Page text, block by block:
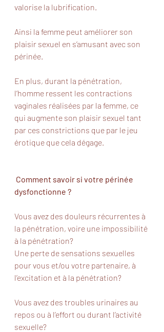
valorise la lubrification.
Ainsi la femme peut améliorer son
plaisir sexuel en s’amusant avec son
périnée.
En plus, durant la pénétration,
l’homme ressent les contractions
vaginales réalisées par la femme, ce
qui augmente son plaisir sexuel tant
par ces constrictions que par le jeu
érotique que cela dégage.
Comment savoir si votre périnée
dysfonctionne ?
Vous avez des douleurs récurrentes à
la pénétration, voire une impossibilité
à la pénétration?
Une perte de sensations sexuelles
pour vous et/ou votre partenaire, à
l’excitation et à la pénétration?
Vous avez des troubles urinaires au
repos ou à l’effort ou durant l’activité
sexuelle?